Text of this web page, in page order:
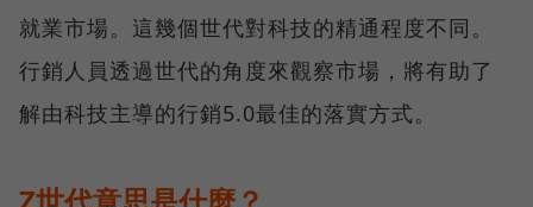
就業市場。這幾個世代對科技的精通程度不同。
行銷人員透過世代的角度來觀察市場，將有助了
解由科技主導的行銷5.0最佳的落實方式。